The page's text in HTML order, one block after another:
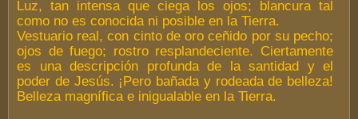
Luz, tan intensa que ciega los ojos; blancura tal
como no es conocida ni posible en la Tierra.
Vestuario real, con cinto de oro ceñido por su pecho;
ojos de fuego; rostro resplandeciente. Ciertamente
es una descripción profunda de la santidad y el
poder de Jesús. ¡Pero bañada y rodeada de belleza!
Belleza magnífica e inigualable en la Tierra.